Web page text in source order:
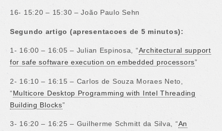
16- 15:20 – 15:30 – João Paulo Sehn
Segundo artigo (apresentacoes de 5 minutos):
1- 16:00 – 16:05 – Julian Espinosa, “Architectural support
for safe software execution on embedded processors”
2- 16:10 – 16:15 – Carlos de Souza Moraes Neto,
“Multicore Desktop Programming with Intel Threading
Building Blocks”
3- 16:20 – 16:25 – Guilherme Schmitt da Silva, “An